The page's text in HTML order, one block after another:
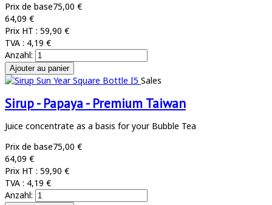
Prix de base75,00 €
64,09 €
Prix HT : 59,90 €
TVA : 4,19 €
Anzahl:
Sales
Sirup - Papaya - Premium Taiwan
Juice concentrate as a basis for your Bubble Tea
Prix de base75,00 €
64,09 €
Prix HT : 59,90 €
TVA : 4,19 €
Anzahl: